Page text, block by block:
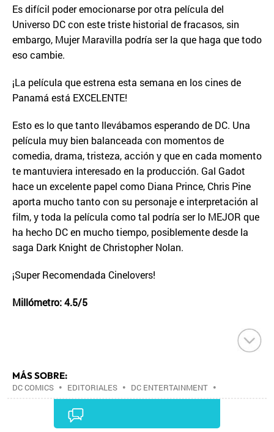
Es difícil poder emocionarse por otra película del
Universo DC con este triste historial de fracasos, sin
embargo, Mujer Maravilla podría ser la que haga que todo
eso cambie.
¡La película que estrena esta semana en los cines de
Panamá está EXCELENTE!
Esto es lo que tanto llevábamos esperando de DC. Una
película muy bien balanceada con momentos de
comedia, drama, tristeza, acción y que en cada momento
te mantuviera interesado en la producción. Gal Gadot
hace un excelente papel como Diana Prince, Chris Pine
aporta mucho tanto con su personaje e interpretación al
film, y toda la película como tal podría ser lo MEJOR que
ha hecho DC en mucho tiempo, posiblemente desde la
saga Dark Knight de Christopher Nolan.
¡Super Recomendada Cinelovers!
Millómetro: 4.5/5
MÁS SOBRE:
DC COMICS • EDITORIALES • DC ENTERTAINMENT •
SECTOR EDITORIAL•DIBUJO•LIBROS•
•ILUSTRACIÓN